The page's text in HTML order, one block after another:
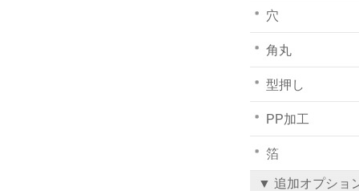
穴
角丸
型押し
PP加工
箔
▼ 追加オプショ